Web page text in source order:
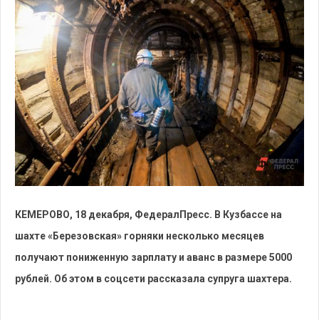
КЕМЕРОВО, 18 декабря, ФедералПресс. В Кузбассе на
шахте «Березовская» горняки несколько месяцев
получают пониженную зарплату и аванс в размере 5000
рублей. Об этом в соцсети рассказала супруга шахтера.